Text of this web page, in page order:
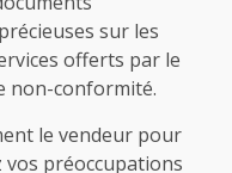
sur les
offerts par le
non-conformité.
le vendeur pour
préoccupations